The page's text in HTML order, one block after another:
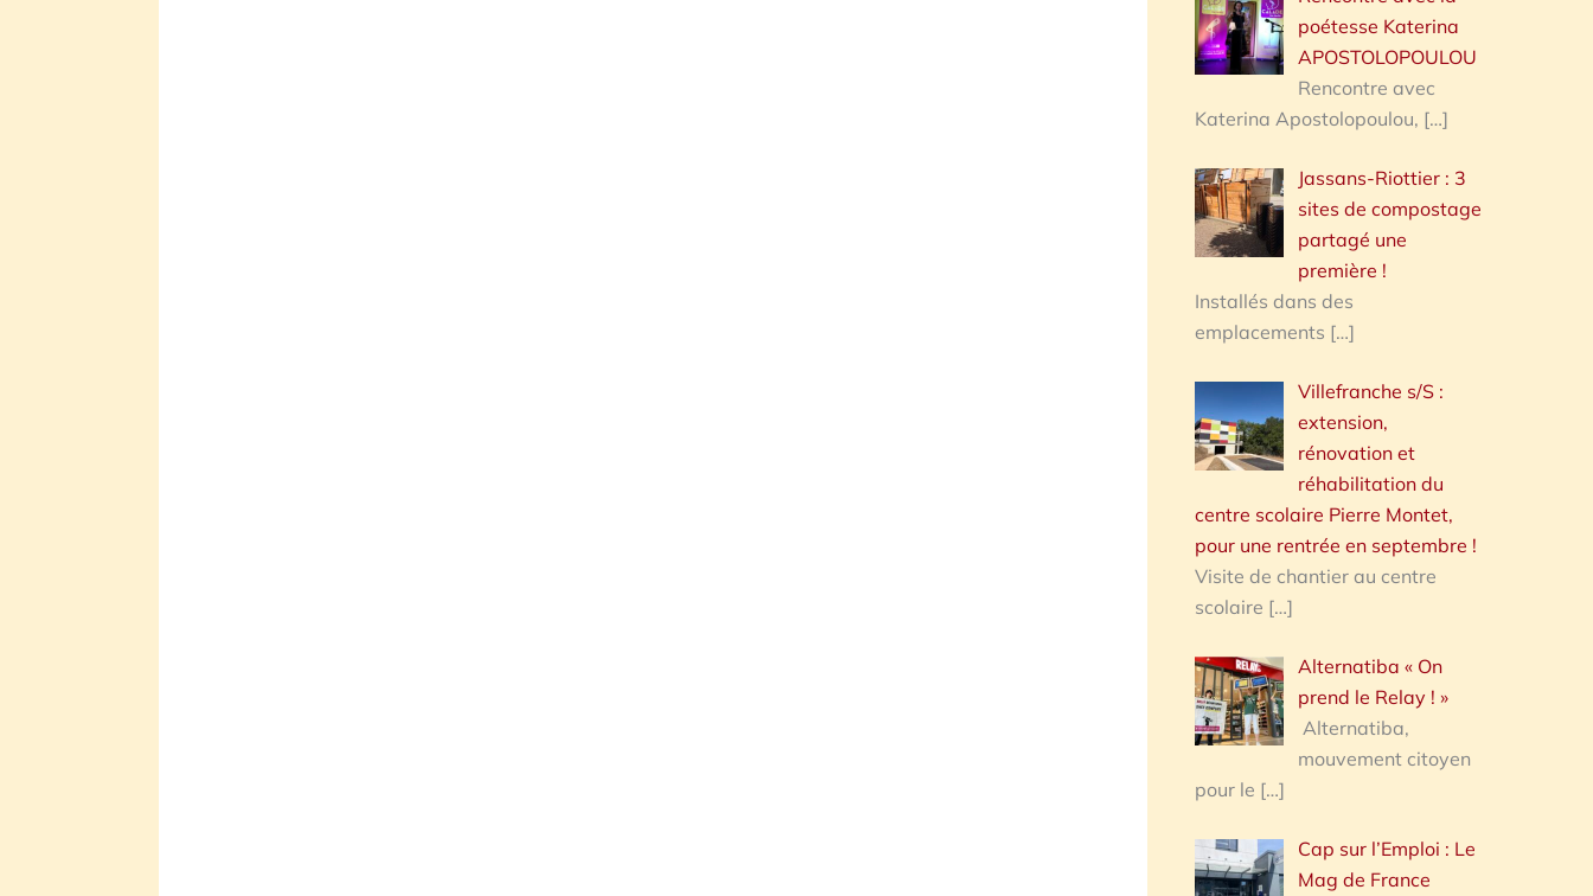
poétesse Katerina
APOSTOLOPOULOU
Rencontre avec
Katerina Apostolopoulou, […]
Jassans-Riottier : 3
sites de compostage
partagé une
première !
Installés dans des
emplacements […]
Villefranche s/S :
extension,
rénovation et
réhabilitation du
centre scolaire Pierre Montet,
pour une rentrée en septembre !
Visite de chantier au centre
scolaire […]
Alternatiba « On
prend le Relay ! »
Alternatiba,
mouvement citoyen
pour le […]
Cap sur l’Emploi : Le
Mag de France